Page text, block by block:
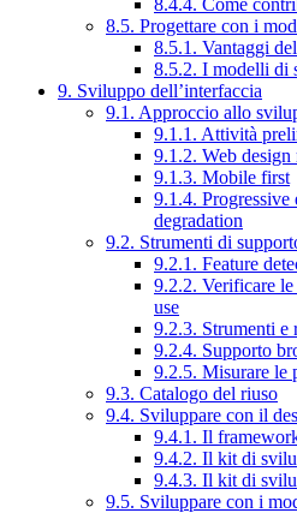
8.4.4. Come
8.5. Progettare con i
8.5.1. Vantaggi
8.5.2. I modelli di
9. Sviluppo dell’interfaccia
9.1. Approccio allo
9.1.1. Attività
9.1.2. Web design
9.1.3. Mobile first
9.1.4. Progressive
degradation
9.2. Strumenti di
9.2.1. Feature
9.2.2. Verificare
use
9.2.3. Strumenti e
9.2.4. Supporto
9.2.5. Misurare le
9.3. Catalogo del riuso
9.4. Sviluppare con il
9.4.1. Il
9.4.2. Il kit di
9.4.3. Il kit di
9.5. Sviluppare con i